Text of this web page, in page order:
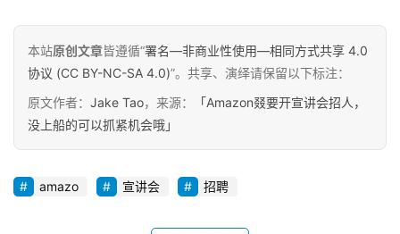
原
创
本站原创文章皆遵循“署名—非商业性使用—相同方式共享 4.0
协议 (CC BY-NC-SA 4.0)”。共享、演绎请保留以下标注：
原文作者： Jake Tao，来源：
「Amazon叕要开宣讲会招人，
没上船的可以抓紧机会哦」
amazo 宣讲会 招聘